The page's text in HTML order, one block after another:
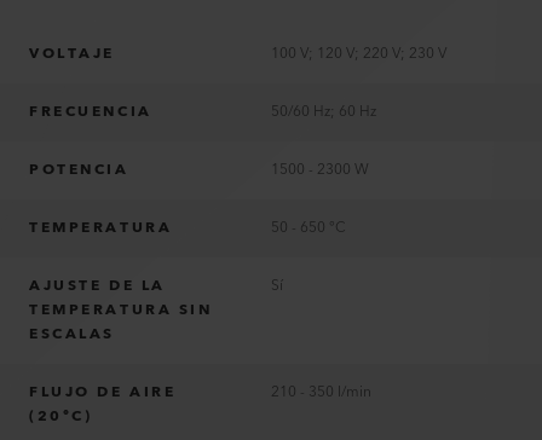
VOLTAJE 100 V; 120 V; 220 V; 230 V
FRECUENCIA 50/60 Hz; 60 Hz
POTENCIA 1500 - 2300 W
TEMPERATURA 50 - 650 °C
AJUSTE DE LA
TEMPERATURA SIN
ESCALAS
Sí
FLUJO DE AIRE
(20°C)
210 - 350 l/min